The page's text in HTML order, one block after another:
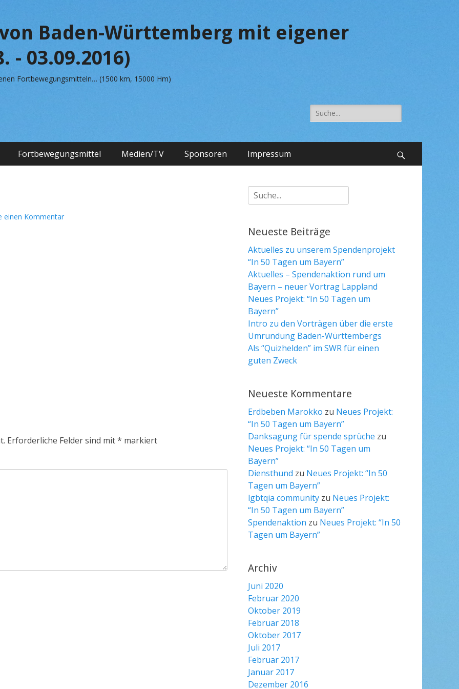
Baden-Württemberg mit eigener
- 03.09.2016)
Fortbewegungsmitteln… (1500 km, 15000 Hm)
Suche
nach:
Fortbewegungsmittel Medien/TV Sponsoren Impressum
einen Kommentar
Erforderliche Felder sind mit* markiert
Suche
nach:
Neueste Beiträge
Aktuelles zu unserem Spendenprojekt
“In 50 Tagen um Bayern”
Aktuelles – Spendenaktion rund um
Bayern – neuer Vortrag Lappland
Neues Projekt: “In 50 Tagen um
Bayern”
Intro zu den Vorträgen über die erste
Umrundung Baden-Württembergs
Als “Quizhelden” im SWR für einen
guten Zweck
Neueste Kommentare
Erdbeben Marokko zu Neues Projekt:
“In 50 Tagen um Bayern”
Danksagung für spende sprüche zu
Neues Projekt: “In 50 Tagen um
Bayern”
Diensthund zu Neues Projekt: “In 50
Tagen um Bayern”
lgbtqia community zu Neues Projekt:
“In 50 Tagen um Bayern”
Spendenaktion zu Neues Projekt: “In 50
Tagen um Bayern”
Archiv
Juni 2020
Februar 2020
Oktober 2019
Februar 2018
Oktober 2017
Juli 2017
Februar 2017
Januar 2017
Dezember 2016